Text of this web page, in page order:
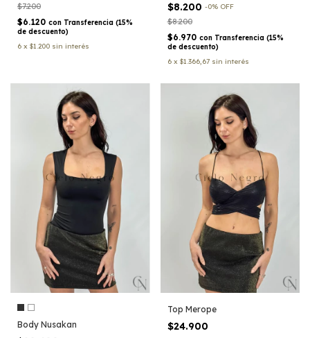
$7.200
$6.120 con Transferencia (15%
de descuento)
6 x $1.200 sin interés
$8.200 -0% OFF
$8.200
$6.970 con Transferencia (15%
de descuento)
6 x $1.366,67 sin interés
Body Nusakan
Top Merope
$24.900